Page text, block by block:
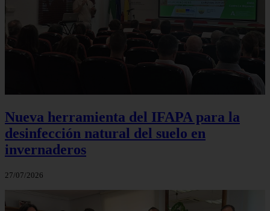
Nueva herramienta del IFAPA para la
desinfección natural del suelo en
invernaderos
27/07/2026